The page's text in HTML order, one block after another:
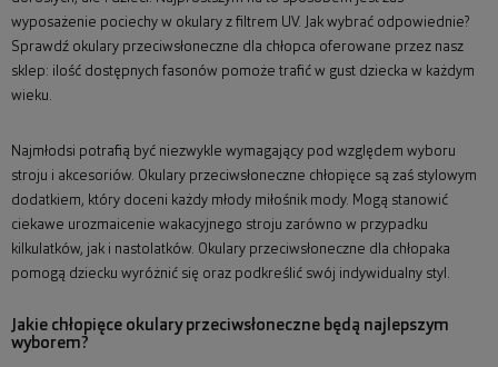
wyposażenie pociechy w okulary z filtrem UV. Jak wybrać odpowiednie?
Sprawdź okulary przeciwsłoneczne dla chłopca oferowane przez nasz
sklep: ilość dostępnych fasonów pomoże trafić w gust dziecka w każdym
wieku.
Najmłodsi potrafią być niezwykle wymagający pod względem wyboru
stroju i akcesoriów. Okulary przeciwsłoneczne chłopięce są zaś stylowym
dodatkiem, który doceni każdy młody miłośnik mody. Mogą stanowić
ciekawe urozmaicenie wakacyjnego stroju zarówno w przypadku
kilkulatków, jak i nastolatków. Okulary przeciwsłoneczne dla chłopaka
pomogą dziecku wyróżnić się oraz podkreślić swój indywidualny styl.
Jakie chłopięce okulary przeciwsłoneczne będą najlepszym
wyborem?